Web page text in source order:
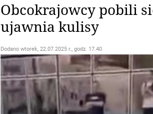
Obcokrajowcy pobili
ujawnia kulisy
Dodano wtorek, 22.07.2025 r., godz. 17.40